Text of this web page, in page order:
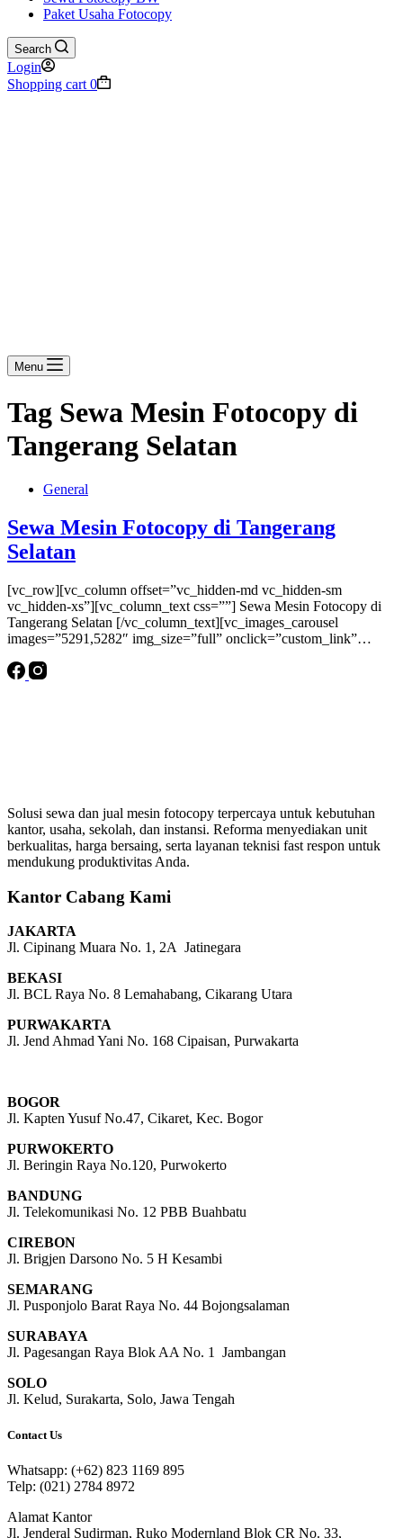
Paket Usaha Fotocopy
Search
Login
Shopping cart 0
Menu
Tag Sewa Mesin Fotocopy di
Tangerang Selatan
General
Sewa Mesin Fotocopy di Tangerang
Selatan
[vc_row][vc_column offset=”vc_hidden-md vc_hidden-sm
vc_hidden-xs”][vc_column_text css=””] Sewa Mesin Fotocopy di
Tangerang Selatan [/vc_column_text][vc_images_carousel
images=”5291,5282″ img_size=”full” onclick=”custom_link”…
Solusi sewa dan jual mesin fotocopy terpercaya untuk kebutuhan
kantor, usaha, sekolah, dan instansi. Reforma menyediakan unit
berkualitas, harga bersaing, serta layanan teknisi fast respon untuk
mendukung produktivitas Anda.
Kantor Cabang Kami
JAKARTA
Jl. Cipinang Muara No. 1, 2A Jatinegara
BEKASI
Jl. BCL Raya No. 8 Lemahabang, Cikarang Utara
PURWAKARTA
Jl. Jend Ahmad Yani No. 168 Cipaisan, Purwakarta
BOGOR
Jl. Kapten Yusuf No.47, Cikaret, Kec. Bogor
PURWOKERTO
Jl. Beringin Raya No.120, Purwokerto
BANDUNG
Jl. Telekomunikasi No. 12 PBB Buahbatu
CIREBON
Jl. Brigjen Darsono No. 5 H Kesambi
SEMARANG
Jl. Pusponjolo Barat Raya No. 44 Bojongsalaman
SURABAYA
Jl. Pagesangan Raya Blok AA No. 1 Jambangan
SOLO
Jl. Kelud, Surakarta, Solo, Jawa Tengah
Contact Us
Whatsapp: (+62) 823 1169 895
Telp: (021) 2784 8972
Alamat Kantor
Jl. Jenderal Sudirman, Ruko Modernland Blok CR No. 33,